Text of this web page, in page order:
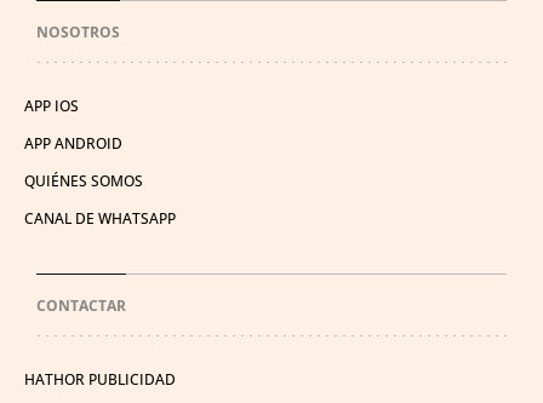
NOSOTROS
APP IOS
APP ANDROID
QUIÉNES SOMOS
CANAL DE WHATSAPP
CONTACTAR
HATHOR PUBLICIDAD